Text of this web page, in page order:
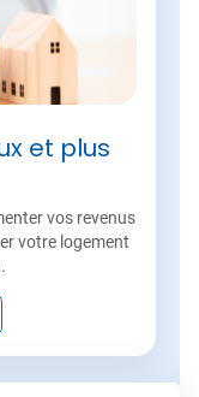
et plus
vos revenus
votre logement